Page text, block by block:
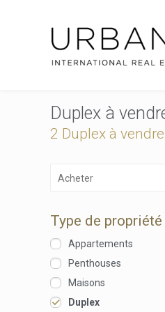
Duplex à
2 Duplex à
Acheter
Type de propriété
Appartements
Penthouses
Maisons
Duplex